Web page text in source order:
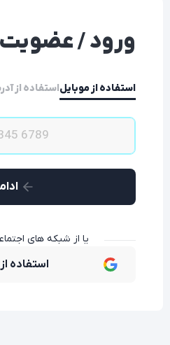
ورود / عضویت
استفاده از موبایلاستفاده از
استفاده از Google
یا از شبکه های